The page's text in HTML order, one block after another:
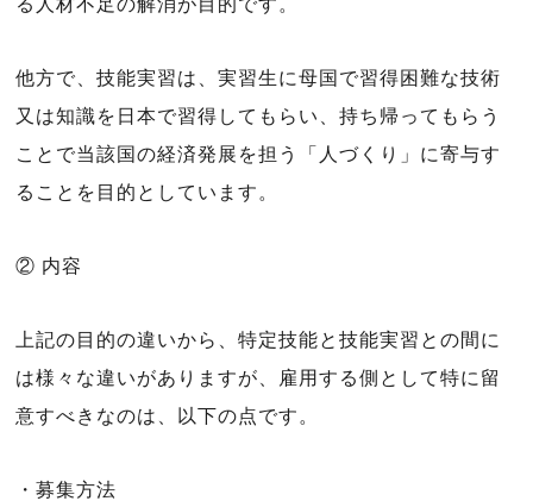
る人材不足の解消が目的です。
他方で、技能実習は、実習生に母国で習得困難な技術
又は知識を日本で習得してもらい、持ち帰ってもらう
ことで当該国の経済発展を担う「人づくり」に寄与す
ることを目的としています。
② 内容
上記の目的の違いから、特定技能と技能実習との間に
は様々な違いがありますが、雇用する側として特に留
意すべきなのは、以下の点です。
・募集方法